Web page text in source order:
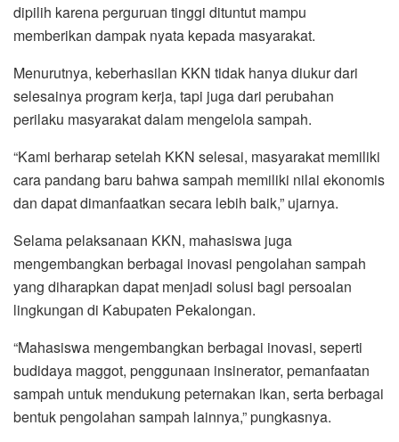
dipilih karena perguruan tinggi dituntut mampu
memberikan dampak nyata kepada masyarakat.
Menurutnya, keberhasilan KKN tidak hanya diukur dari
selesainya program kerja, tapi juga dari perubahan
perilaku masyarakat dalam mengelola sampah.
“Kami berharap setelah KKN selesai, masyarakat memiliki
cara pandang baru bahwa sampah memiliki nilai ekonomis
dan dapat dimanfaatkan secara lebih baik,” ujarnya.
Selama pelaksanaan KKN, mahasiswa juga
mengembangkan berbagai inovasi pengolahan sampah
yang diharapkan dapat menjadi solusi bagi persoalan
lingkungan di Kabupaten Pekalongan.
“Mahasiswa mengembangkan berbagai inovasi, seperti
budidaya maggot, penggunaan insinerator, pemanfaatan
sampah untuk mendukung peternakan ikan, serta berbagai
bentuk pengolahan sampah lainnya,” pungkasnya.